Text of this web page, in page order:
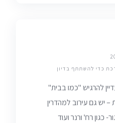
כדי להשתתף בדיון
להרגיש "כמו בבית"
יש גם עירוב למהדרין
כגון רח' ורנר ועוד